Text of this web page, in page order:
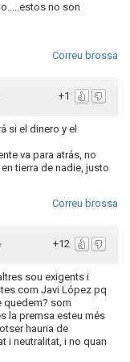
no son
Correu brossa
+1
si el dinero y el
va para atrás, no
tierra de nadie, justo
Correu brossa
+12
sou exigents i
com Javi López pq
quedem? som
la premsa esteu més
hauria de
i neutralitat, i no quan